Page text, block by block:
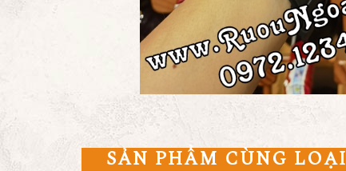
SẢN PHẨM CÙNG LOẠI